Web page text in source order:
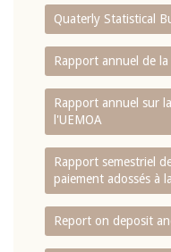
Quaterly Statistical
Rapport annuel de
Rapport annuel sur
l'UEMOA
Rapport semestriel
paiement adossés à
Report on deposit